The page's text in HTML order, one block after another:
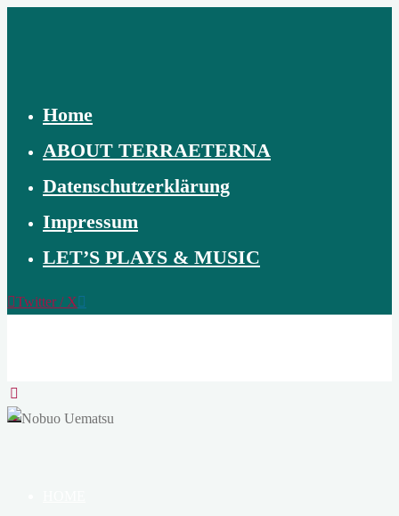
Home
ABOUT TERRAETERNA
Datenschutzerklärung
Impressum
LET’S PLAYS & MUSIC
Twitter / X
CREATION
OF